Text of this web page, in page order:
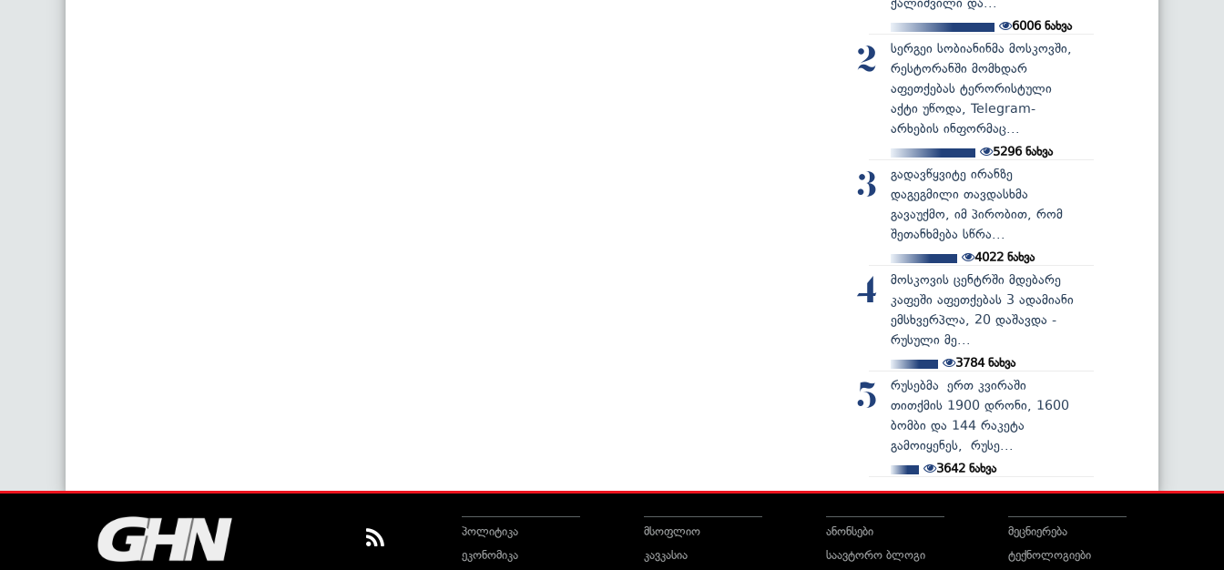
6006ნახვა
2
სერგეი სობიანინმა მოსკოვში,
რესტორანში მომხდარ
აფეთქებას ტერორისტული
აქტი უწოდა, Telegram-
არხების ინფორმაც...
5296ნახვა
3
გადავწყვიტე ირანზე
დაგეგმილი თავდასხმა
გავაუქმო, იმ პირობით, რომ
შეთანხმება სწრა...
4022ნახვა
4
მოსკოვის ცენტრში მდებარე
კაფეში აფეთქებას 3 ადამიანი
ემსხვერპლა, 20 დაშავდა -
რუსული მე...
3784ნახვა
5
რუსებმა ერთ კვირაში
თითქმის 1900 დრონი, 1600
ბომბი და 144 რაკეტა
გამოიყენეს, რუსე...
3642 ნახვა
პოლიტიკა
ეკონომიკა
მსოფლიო
კავკასია
ანონსები
საავტორო ბლოგი
მეცნიერება
ტექნოლოგიები